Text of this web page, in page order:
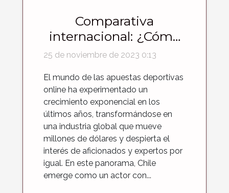
Comparativa
internacional: ¿Cómo
se posiciona Chile en
de apuestas
deportivas online?
25 de noviembre de 2023 0:13
El mundo de las apuestas deportivas
online ha experimentado un
crecimiento exponencial en los
últimos años, transformándose en
una industria global que mueve
millones de dólares y despierta el
interés de aficionados y expertos por
igual. En este panorama, Chile
emerge como un actor con...